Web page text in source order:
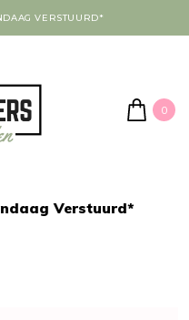
VERSTUURD*
0
omgeving